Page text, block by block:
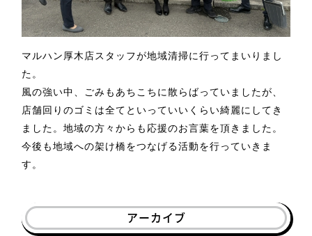
マルハン厚木店スタッフが地域清掃に行ってまいりまし
た。
風の強い中、ごみもあちこちに散らばっていましたが、
店舗回りのゴミは全てといっていいくらい綺麗にしてき
ました。地域の方々からも応援のお言葉を頂きました。
今後も地域への架け橋をつなげる活動を行っていきま
す。
アーカイブ